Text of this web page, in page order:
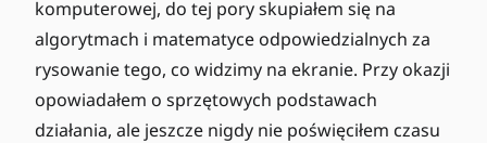
komputerowej, do tej pory skupiałem się na
algorytmach i matematyce odpowiedzialnych za
rysowanie tego, co widzimy na ekranie. Przy okazji
opowiadałem o sprzętowych podstawach
działania, ale jeszcze nigdy nie poświęciłem czasu